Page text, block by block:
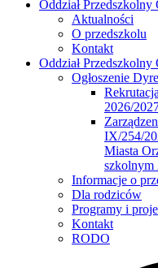
Oddział Przedszkolny
Aktualności
O przedszkolu
Kontakt
Oddział Przedszkolny
Ogłoszenie
2026/
IX/254/
Miasta
szkolnym
Informacje o
Dla rodziców
Programy i
Kontakt
RODO